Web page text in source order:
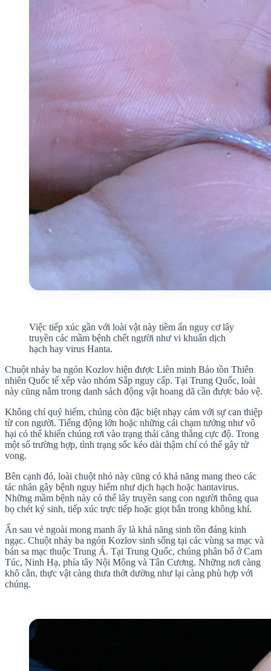
Việc tiếp xúc gần với loài vật này tiềm ẩn nguy cơ lây
truyền các mầm bệnh chết người như vi khuẩn dịch
hạch hay virus Hanta.
Chuột nhảy ba ngón Kozlov hiện được Liên minh Bảo tồn Thiên
nhiên Quốc tế xếp vào nhóm Sắp nguy cấp. Tại Trung Quốc, loài
này cũng nằm trong danh sách động vật hoang dã cần được bảo vệ.
Không chỉ quý hiếm, chúng còn đặc biệt nhạy cảm với sự can thiệp
từ con người. Tiếng động lớn hoặc những cái chạm tưởng như vô
hại có thể khiến chúng rơi vào trạng thái căng thẳng cực độ. Trong
một số trường hợp, tình trạng sốc kéo dài thậm chí có thể gây tử
vong.
Bên cạnh đó, loài chuột nhỏ này cũng có khả năng mang theo các
tác nhân gây bệnh nguy hiểm như dịch hạch hoặc hantavirus.
Những mầm bệnh này có thể lây truyền sang con người thông qua
bọ chét ký sinh, tiếp xúc trực tiếp hoặc giọt bắn trong không khí.
Ẩn sau vẻ ngoài mong manh ấy là khả năng sinh tồn đáng kinh
ngạc. Chuột nhảy ba ngón Kozlov sinh sống tại các vùng sa mạc và
bán sa mạc thuộc Trung Á. Tại Trung Quốc, chúng phân bố ở Cam
Túc, Ninh Hạ, phía tây Nội Mông và Tân Cương. Những nơi càng
khô cằn, thực vật càng thưa thớt dường như lại càng phù hợp với
chúng.